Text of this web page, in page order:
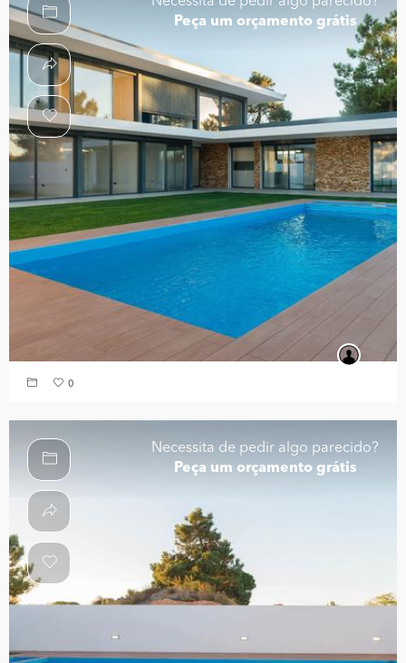
Peça um orçamento grátis
0
Necessita de pedir algo parecido?
Peça um orçamento grátis